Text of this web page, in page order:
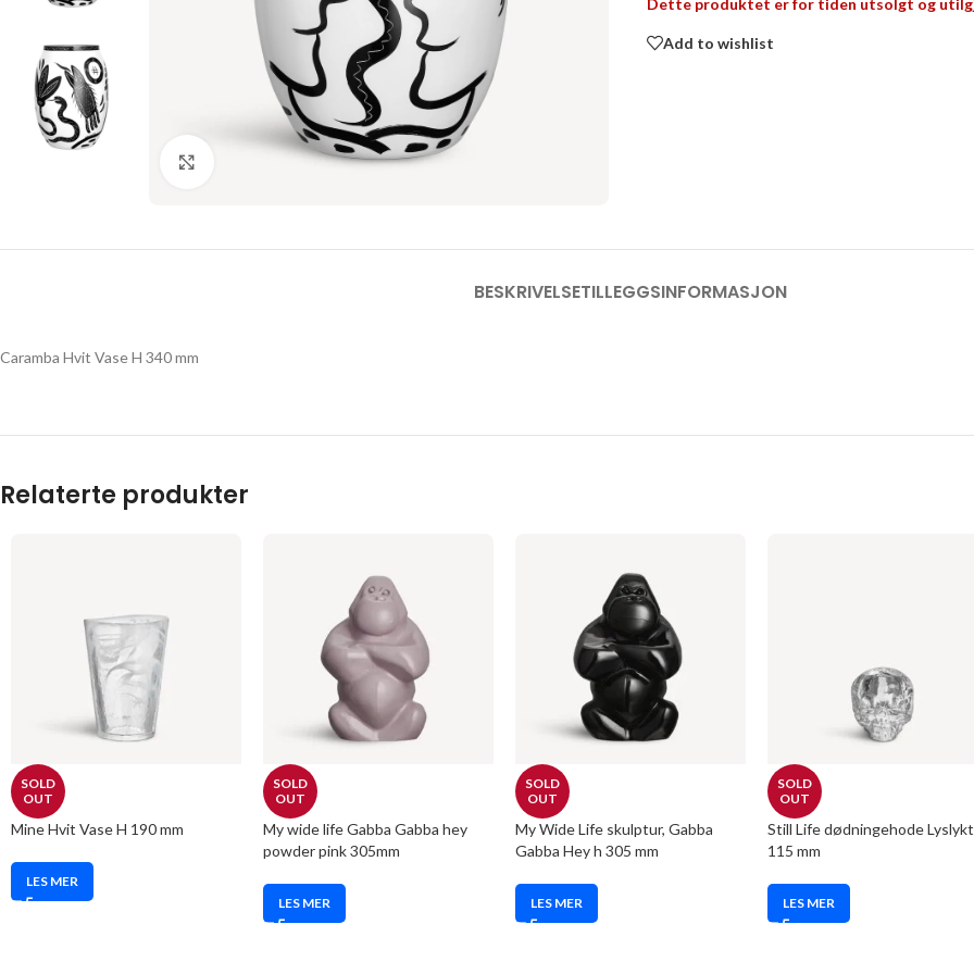
Click to enlarge
Dette produktet er for tiden utsolgt og
Add to wishlist
BESKRIVELSETILLEGGSINFORMASJON
Caramba Hvit Vase H 340 mm
Relaterte produkter
SOLD
OUT
Mine Hvit Vase H 190 mm
LES MER
SOLD
OUT
My wide life Gabba Gabba hey
powder pink 305mm
LES MER
SOLD
OUT
My Wide Life skulptur, Gabba
Gabba Hey h 305 mm
LES MER
SOLD
OUT
Still Life dødningehode
115 mm
LES MER